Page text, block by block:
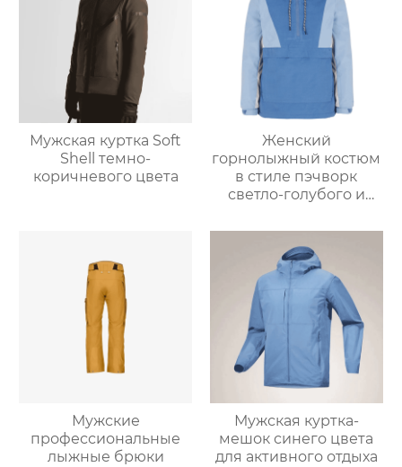
Мужская куртка Soft
Shell темно-
коричневого цвета
Женский
горнолыжный костюм
в стиле пэчворк
светло-голубого и
цвета
Мужские
профессиональные
лыжные брюки
Мужская куртка-
мешок синего цвета
для активного отдыха